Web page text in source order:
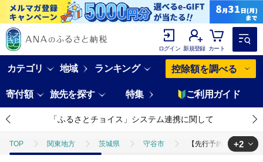
ログイン 新規登録 カート
カテゴリ 地域 ランキング 控除額を調べる
寄付額 旅先を探す 特集 ご利用ガイド
「ふるさとチョイス」システム連携に関して
TOP 関東地方 茨城県 守谷市 【先行予約】紅ほっ
+2